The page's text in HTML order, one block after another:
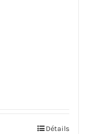
Détails